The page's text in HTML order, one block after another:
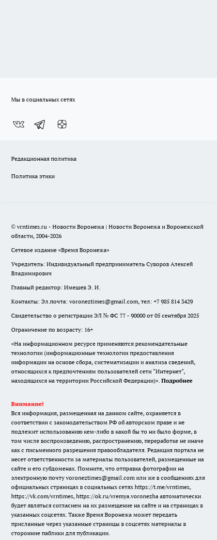
Мы в социальных сетях
Редакционная политика
Политика этики
© vrntimes.ru - Новости Воронежа | Новости Воронежа и Воронежской
области, 2004-2026
Сетевое издание «Время Воронежа»
Учредитель: Индивидуальный предприниматель Суворов Алексей
Владимирович
Главный редактор: Имешев Э. И.
Контакты: Эл.почта: voroneztimes@gmail.com, тел: +7 985 814 3429
Свидетельство о регистрации ЭЛ № ФС 77 - 90000 от 05 сентября 2025
Ограничение по возрасту: 16+
«На информационном ресурсе применяются рекомендательные
технологии (информационные технологии предоставления
информации на основе сбора, систематизации и анализа сведений,
относящихся к предпочтениям пользователей сети "Интернет",
находящихся на территории Российской Федерации)». Подробнее
Внимание!
Вся информация, размещенная на данном сайте, охраняется в
соответствии с законодательством РФ об авторском праве и не
подлежит использованию кем-либо в какой бы то ни было форме, в
том числе воспроизведению, распространению, переработке не иначе
как с письменного разрешения правообладателя. Редакция портала не
несет ответственности за материалы пользователей, размещенные на
сайте и его субдоменах. Помните, что отправка фотографии на
электронную почту voroneztimes@gmail.com или же в сообщениях для
официальных страницах в социальных сетях https://t.me/vrntimes,
https://vk.com/vrntimes, https://ok.ru/vremya.voronezha автоматически
будет являться согласием на их размещение на сайте и на страницах в
указанных соцсетях. Также Время Воронежа может передать
присланные через указанные страницы в соцсетях материалы в
сторонние паблики для публикации.